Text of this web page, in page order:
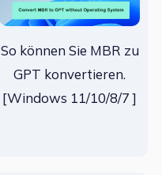
So können Sie MBR zu
GPT konvertieren.
[Windows 11/10/8/7 ]